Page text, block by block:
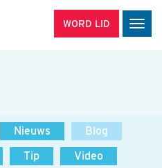
WORD LID
Nieuws
Blog
Tip
Video